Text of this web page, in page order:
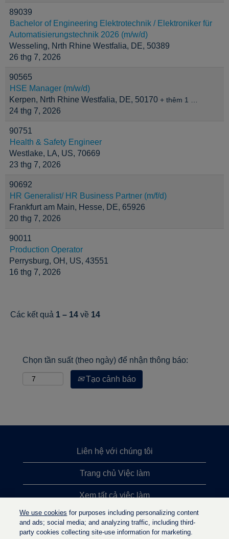
89039
Bachelor of Engineering Elektrotechnik / Elektroniker für
Automatisierungstechnik 2026 (m/w/d)
Wesseling, Nrth Rhine Westfalia, DE, 50389
26 thg 7, 2026
90565
HSE Manager (m/w/d)
Kerpen, Nrth Rhine Westfalia, DE, 50170 + thêm 1 …
24 thg 7, 2026
90751
Health & Safety Engineer
Westlake, LA, US, 70669
23 thg 7, 2026
90692
HR Generalist/ HR Business Partner (m/f/d)
Frankfurt am Main, Hesse, DE, 65926
20 thg 7, 2026
90011
Production Operator
Perrysburg, OH, US, 43551
16 thg 7, 2026
Các kết quả 1 – 14 về 14
Chọn tần suất (theo ngày) để nhận thông báo:
Tạo cảnh báo
Liên hệ với chúng tôi
Trang chủ Việc làm
Xem tất cả việc làm
Việc làm được tìm kiếm nhiều nhất
We use cookies for purposes including personalizing content
and ads; social media; and analyzing traffic, including third-
party cookies collecting site-use information for marketing.